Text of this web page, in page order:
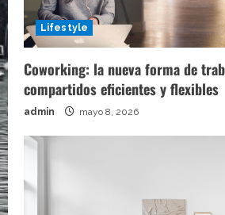
Lifestyle
Coworking: la nueva forma de
compartidos eficientes y flexibles
admin mayo 8, 2026